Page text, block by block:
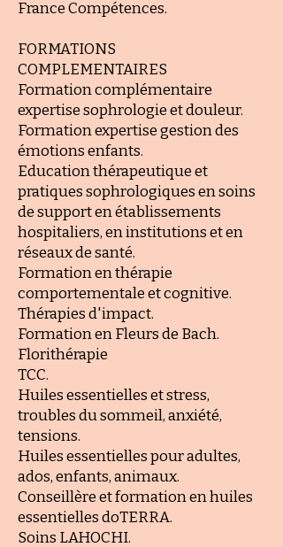
France Compétences.
FORMATIONS
COMPLEMENTAIRES
Formation complémentaire
expertise sophrologie et douleur.
Formation expertise gestion des
émotions enfants.
Education thérapeutique et
pratiques sophrologiquesen soins
de support en établissements
hospitaliers, en institutions et en
réseaux de santé.
Formation en thérapie
comportementale et cognitive.
Thérapies d'impact.
Formation en Fleurs de Bach.
Florithérapie
TCC.
Huiles essentielles et stress,
troubles du sommeil, anxiété,
tensions.
Huiles essentielles pour adultes,
ados, enfants, animaux.
Conseillère et formation en huiles
essentielles doTERRA.
Soins LAHOCHI.